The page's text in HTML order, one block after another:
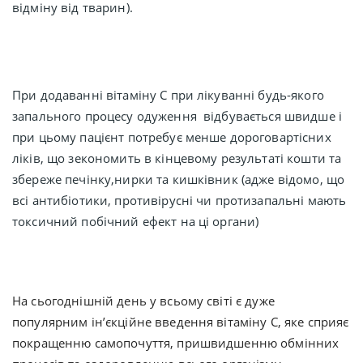
відміну від тварин).
При додаванні вітаміну С при лікуванні будь-якого
запального процесу одуження відбувається швидше і
при цьому пацієнт потребує менше дороговартісних
ліків, що зекономить в кінцевому результаті кошти та
збереже печінку,нирки та кишківник (адже відомо, що
всі антибіотики, противірусні чи протизапальні мають
токсичний побічний ефект на ці органи)
На сьогоднішній день у всьому світі є дуже
популярним ін’єкційне введення вітаміну С, яке сприяє
покращенню самопочуття, пришвидшенню обмінних